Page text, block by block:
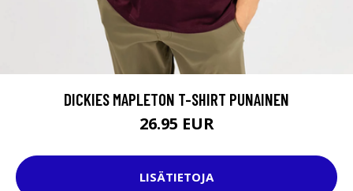
DICKIES MAPLETON T-SHIRT PUNAINEN
26.95 EUR
LISÄTIETOJA